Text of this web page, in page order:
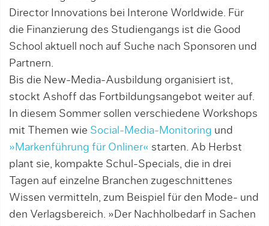
Director Innovations bei Interone Worldwide. Für
die Finanzierung des Studiengangs ist die Good
School aktuell noch auf Suche nach Sponso­ren und
Partnern.
Bis die New-Media-Ausbildung organisiert ist,
stockt Ashoff das Fortbildungsangebot weiter auf.
In diesem Sommer sollen verschiedene Workshops
mit Themen wie Social-Media-Monitoring und
»Markenführung für Onliner« starten. Ab Herbst
plant sie, kompakte Schul-Specials, die in drei
Tagen auf einzelne Branchen zugeschnittenes
Wissen vermitteln, zum Beispiel für den Mode- und
den Verlagsbereich. »Der Nachholbedarf in Sa­chen